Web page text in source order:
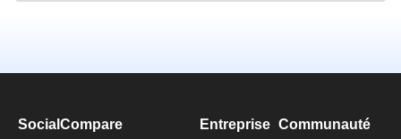
SocialCompare Entreprise Communauté